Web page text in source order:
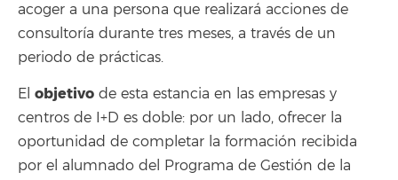
acoger a una persona que realizará acciones de
consultoría durante tres meses, a través de un
periodo de prácticas.
El objetivo de esta estancia en las empresas y
centros de I+D es doble: por un lado, ofrecer la
oportunidad de completar la formación recibida
por el alumnado del Programa de Gestión de la